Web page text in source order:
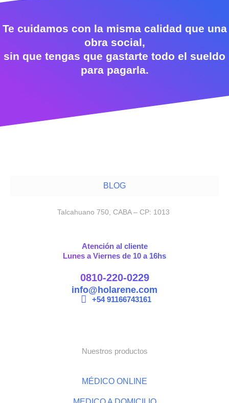
Te cuidamos con la misma calidad que una
obra social,
sin que tengas que gastarte todo el sueldo
para pagarla.
BLOG
Talcahuano 750, CABA – CP: 1013
Atención al cliente
Lunes a Viernes de 10 a 16hs
0810-220-0229
info@holarene.com
+54 91166743161
Nuestros productos
MÉDICO ONLINE